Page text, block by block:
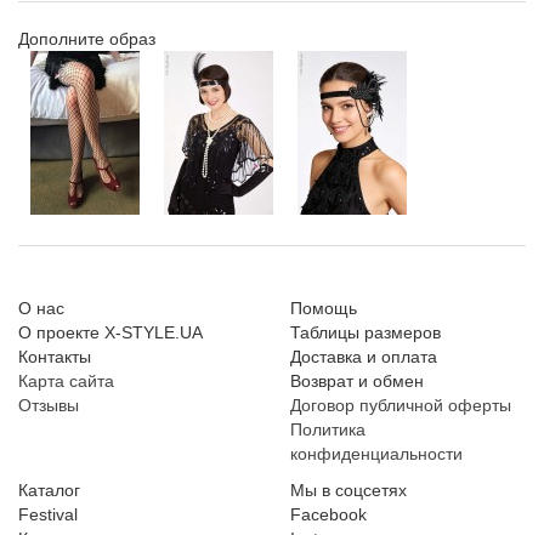
Дополните образ
О нас
О проекте X-STYLE.UA
Контакты
Карта сайта
Отзывы
Помощь
Таблицы размеров
Доставка и оплата
Возврат и обмен
Договор публичной оферты
Политика
конфиденциальности
Каталог
Festival
Мы в соцсетях
Facebook